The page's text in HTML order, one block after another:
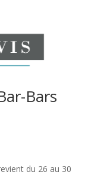
Bars
du 26 au 30